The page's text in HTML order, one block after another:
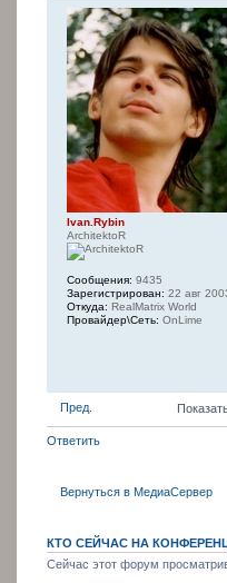
Ivan.Rybin
ArchitektoR
Сообщения: 9435
Зарегистрирован: 22 авг
Откуда: RealMatrix World
Провайдер\Сеть: OnLime
Пред.
Ответить
Вернуться в МедиаСервер
КТО СЕЙЧАС НА
Сейчас этот форум